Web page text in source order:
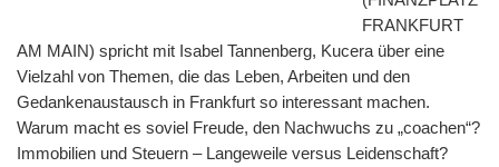
FRANKFURT
AM MAIN) spricht mit Isabel Tannenberg, Kucera über eine
Vielzahl von Themen, die das Leben, Arbeiten und den
Gedankenaustausch in Frankfurt so interessant machen.
Warum macht es soviel Freude, den Nachwuchs zu „coachen“?
Immobilien und Steuern – Langeweile versus Leidenschaft?